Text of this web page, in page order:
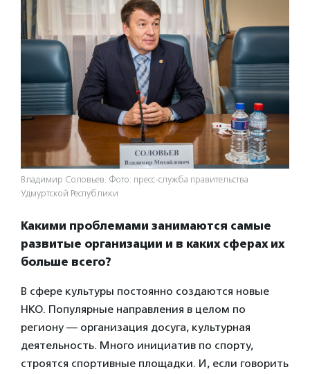
Владимир Соловьев. Фото: пресс-служба правительства
Удмуртской Республики
Какими проблемами занимаются самые
развитые организации и в каких сферах их
больше всего?
В сфере культуры постоянно создаются новые
НКО. Популярные направления в целом по
региону — организация досуга, культурная
деятельность. Много инициатив по спорту,
строятся спортивные площадки. И, если говорить